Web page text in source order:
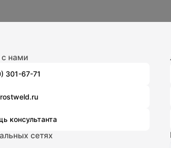
с нами
301-67-71
консультанта
сетях